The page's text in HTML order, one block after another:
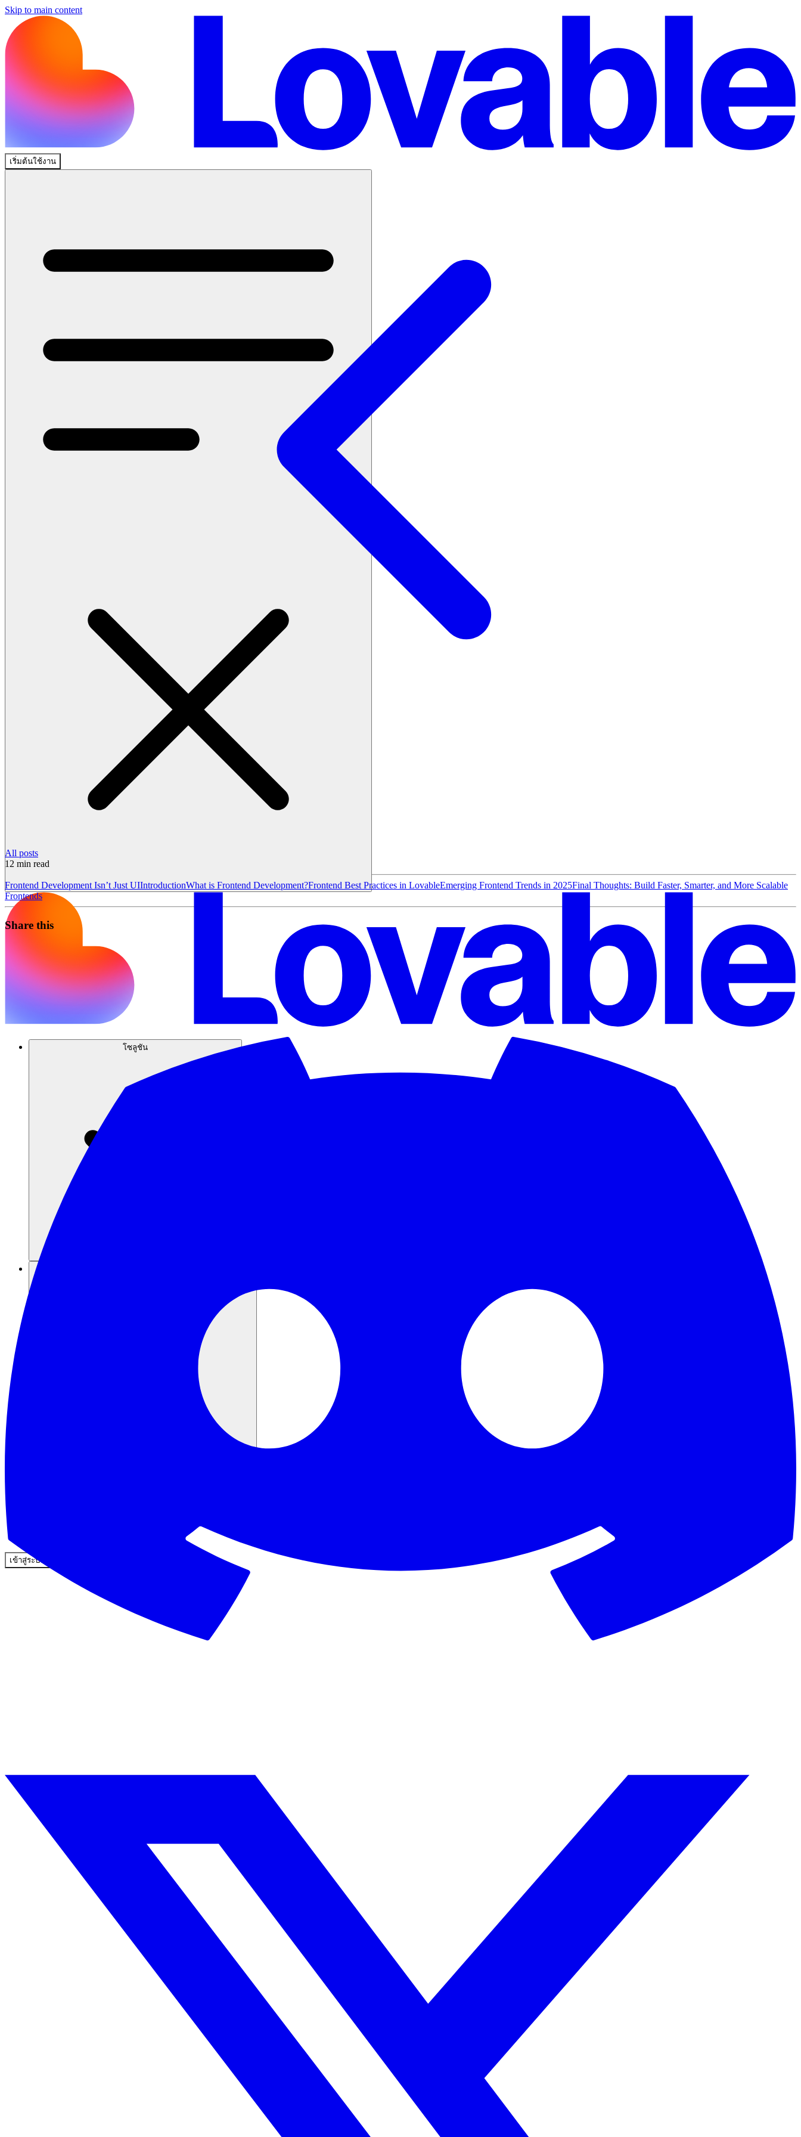
Skip to main content
เริ่มต้นใช้งาน
โซลูชัน
เข้าสู่ระบบ
All posts
12 min read
Frontend Development Isn’t Just UIIntroductionWhat is Frontend Development?Frontend Best Practices in LovableEmerging Frontend Trends in 2025Final Thoughts: Build Faster, Smarter, and More Scalable
Frontends
Share this